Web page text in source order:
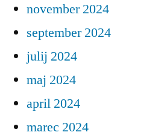
november 2024
september 2024
julij 2024
maj 2024
april 2024
marec 2024